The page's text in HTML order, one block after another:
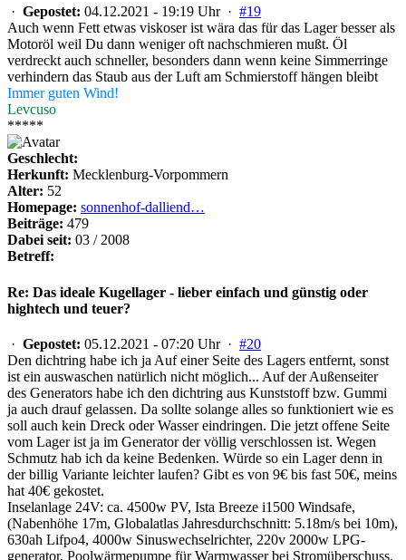
· Gepostet: 04.12.2021 - 19:19 Uhr · #19
Auch wenn Fett etwas viskoser ist wära das für das Lager besser als
Motoröl weil Du dann weniger oft nachschmieren mußt. Öl
verdreckt auch schneller, besonders dann wenn keine Simmerringe
verhindern das Staub aus der Luft am Schmierstoff hängen bleibt
Immer guten Wind!
Levcuso
*****
Geschlecht:
Herkunft: Mecklenburg-Vorpommern
Alter: 52
Homepage: sonnenhof-dalliend…
Beiträge: 479
Dabei seit: 03 / 2008
Betreff:
Re: Das ideale Kugellager - lieber einfach und günstig oder
hightech und teuer?
· Gepostet: 05.12.2021 - 07:20 Uhr · #20
Den dichtring habe ich ja Auf einer Seite des Lagers entfernt, sonst
ist ein auswaschen natürlich nicht möglich... Auf der Außenseiter
des Generators habe ich den dichtring aus Kunststoff bzw. Gummi
ja auch drauf gelassen. Da sollte solange alles so funktioniert wie es
soll auch kein Dreck oder Wasser eindringen. Die jetzt offene Seite
vom Lager ist ja im Generator der völlig verschlossen ist. Wegen
Schmutz hab ich da keine Bedenken. Würde so ein Lager denn in
der billig Variante leichter laufen? Gibt es von 9€ bis fast 50€, meins
hat 40€ gekostet.
Inselanlage 24V: ca. 4500w PV, Ista Breeze i1500 Windsafe,
(Nabenhöhe 17m, Globalatlas Jahresdurchschnitt: 5.18m/s bei 10m),
630ah Lifpo4, 4000w Sinuswechselrichter, 220v 2000w LPG-
generator, Poolwärmepumpe für Warmwasser bei Stromüberschuss.